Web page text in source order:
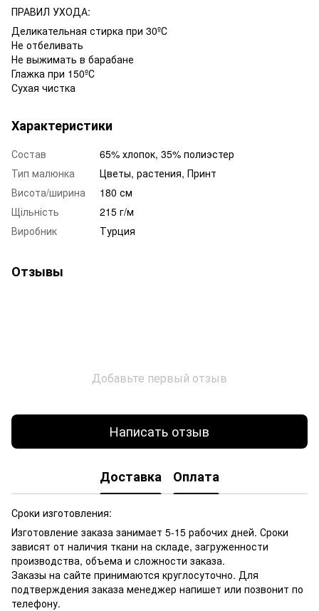
ПРАВИЛ УХОДА:
Деликательная стирка при 30ºС
Не отбеливать
Не выжимать в барабане
Глажка при 150ºС
Сухая чистка
Характеристики
Состав
65% хлопок, 35% полиэстер
Тип малюнка
Цветы, растения, Принт
Висота/ширина
180 см
Щільність
215 г/м
Виробник
Турция
Отзывы
Добавьте первый отзыв
Написать отзыв
Доставка Оплата
Сроки изготовления:
Изготовление заказа занимает 5-15 рабочих дней. Сроки
зависят от наличия ткани на складе, загруженности
производства, объема и сложности заказа.
Заказы на сайте принимаются круглосуточно. Для
подтверждения заказа менеджер напишет или позвонит по
телефону.